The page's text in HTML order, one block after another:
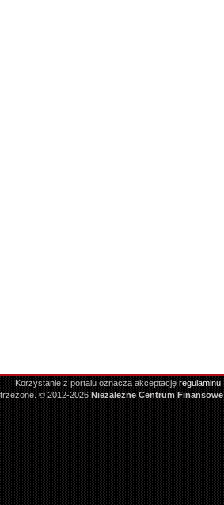
Korzystanie z portalu oznacza akceptacjęregulaminu.
© 2012-2026Niezależne Centrum Finansowe